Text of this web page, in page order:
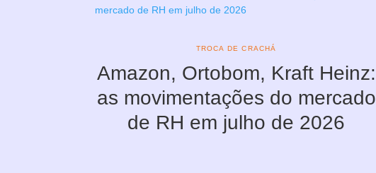
Amazon, Ortobom, Kraft Heinz:
as movimentações do mercado
de RH em julho de 2026
TROCA DE CRACHÁ